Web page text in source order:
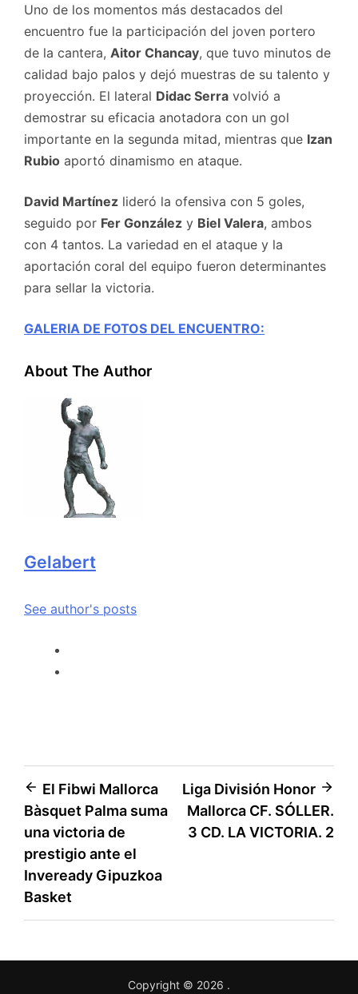
Uno de los momentos más destacados del
encuentro fue la participación del joven portero
de la cantera, Aitor Chancay, que tuvo minutos de
calidad bajo palos y dejó muestras de su talento y
proyección. El lateral Didac Serra volvió a
demostrar su eficacia anotadora con un gol
importante en la segunda mitad, mientras que Izan
Rubio aportó dinamismo en ataque.
David Martínez lideró la ofensiva con 5 goles,
seguido por Fer González y Biel Valera, ambos
con 4 tantos. La variedad en el ataque y la
aportación coral del equipo fueron determinantes
para sellar la victoria.
GALERIA DE FOTOS DEL ENCUENTRO:
About The Author
Gelabert
See author's posts
El Fibwi Mallorca
Bàsquet Palma suma
una victoria de
prestigio ante el
Inveready Gipuzkoa
Basket
Liga División Honor
Mallorca CF. SÓLLER.
3 CD. LA VICTORIA. 2
Copyright © 2026 .